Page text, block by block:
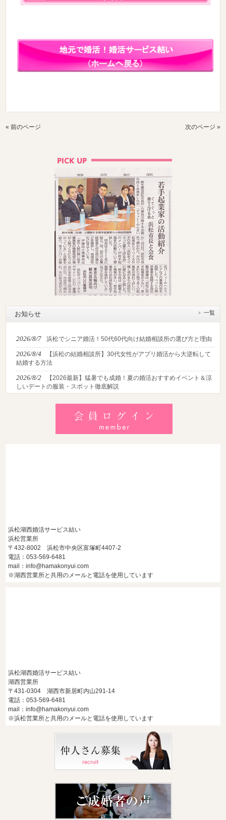
« 前のページ 次のページ »
お知らせ 一覧
2026/8/7 浜松でシニア婚活！50代60代向け結婚相談所の選び方と理由
2026/8/4
【浜松の結婚相談所】30代女性がアプリ婚活から大逆転して
結婚する方法
2026/8/2
【2026最新】猛暑でも成婚！夏の婚活おすすめイベント＆涼
しいデートの服装・スポット徹底解説
後半・40代からの大人の成婚術
【浜松】30代・40代男性で「モテない男」の共通点とは？
地元の婚活女子が避けるNGな特徴3選
浜松湖西婚活サービス結い
浜松営業所
〒432-8002 浜松市中央区富塚町4407-2
電話：053-569-6481
mail：info@hamakonyui.com
※湖西営業所と共用のメールと電話を使用しています
浜松湖西婚活サービス結い
湖西営業所
〒431-0304 湖西市新居町内山291-14
電話：053-569-6481
mail：info@hamakonyui.com
※浜松営業所と共用のメールと電話を使用しています